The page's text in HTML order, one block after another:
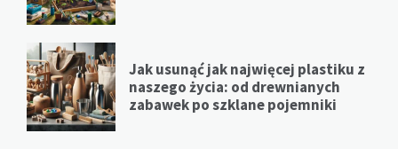
Jak usunąć jak najwięcej plastiku z
naszego życia: od drewnianych
zabawek po szklane pojemniki